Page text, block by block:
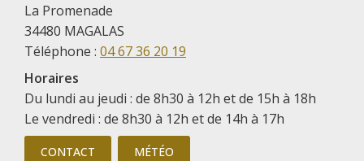
La Promenade
34480 MAGALAS
Téléphone : 04 67 36 20 19
Horaires
Du lundi au jeudi : de 8h30 à 12h et de 15h à 18h
Le vendredi : de 8h30 à 12h et de 14h à 17h
CONTACT MÉTÉO